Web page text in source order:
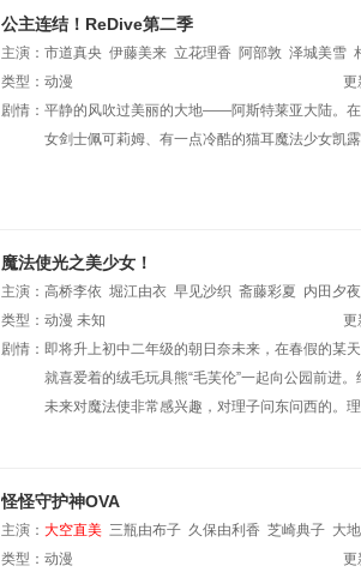
公主连结！ReDive第二季
主演： 市道真央 伊藤美来 立花理香 阿部敦 泽城美雪
三石琴乃 今井麻美
高
天目仁美 阿澄佳奈 大坪由佳 原纱友里 浅仓杏美 松嵜
久野美咲 上坂堇 伊藤静 高野麻美 佐藤利奈
类型： 动漫
更
剧情： 平静的风吹过美丽的大地——阿斯特莱亚大陆。
女剑士佩可莉姆、有一点冷酷的猫耳魔法少女凯
魔法使光之美少女！
主演： 高桥李依 堀江由衣 早见沙织 斋藤彩夏 内田夕夜
川澄绫子 小林桂子
秋元
祥太 西萩五十铃 山本百合子 太田淑子 大地琴惠 加藤
北川理惠 石井真
类型： 动漫 未知
更
剧情： 即将升上初中二年级的朝日奈未来，在春假的某
就喜爱着的绒毛玩具熊“毛芙伦”一起向公园前
未来对魔法使非常感兴趣，对理子问东问西的。
怪怪守护神OVA
主演： 大空直美 三瓶由布子 久保由利香 芝崎典子 大
类型： 动漫
更